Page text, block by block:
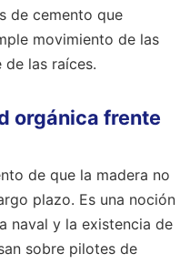
de cemento que
movimiento de las
las raíces.
orgánica frente
de que la madera no
plazo. Es una noción
naval y la existencia de
sobre pilotes de